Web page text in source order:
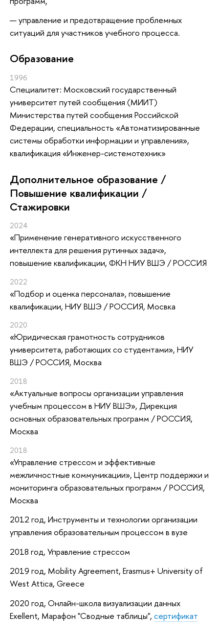
управление и предотвращение проблемных
ситуаций для участников учебного процесса.
Oбразование
1996
Специалитет: Московский государственный
университет путей сообщения (МИИТ)
Министерства путей сообщения Российской
Федерации, специальность «Автоматизированные
системы обработки информации и управления»,
квалификация «Инженер-системотехник»
Дополнительное образование /
Повышение квалификации /
Стажировки
2024
«Применение генеративного искусственного
интеллекта для решения рутинных задач»,
повышение квалификации, ФКН НИУ ВШЭ / РОССИЯ
2022
«Подбор и оценка персонала», повышение
квалификации, НИУ ВШЭ / РОССИЯ, Мосвка
2020
«Юридическая грамотность сотрудников
университета, работающих со студентами», НИУ
ВШЭ / РОССИЯ, Москва
2018
«Актуальные вопросы организации управления
учебным процессом в НИУ ВШЭ», Дирекция
основных образовательных программ / РОССИЯ,
Москва
2018
«Управление стрессом и эффективные
межличностные коммуникации», Центр поддержки и
мониторинга образовательных программ / РОССИЯ,
Москва
2012 год, Инструменты и технологии организации
управления образовательным процессом в вузе
2018 год, Управление стрессом
2019 год, Mobility Agreement, Erasmus+ University of
West Attica, Greece
2020 год, Онлайн-школа визуализации данных
Exellent, Марафон "Сводные таблицы", сертификат